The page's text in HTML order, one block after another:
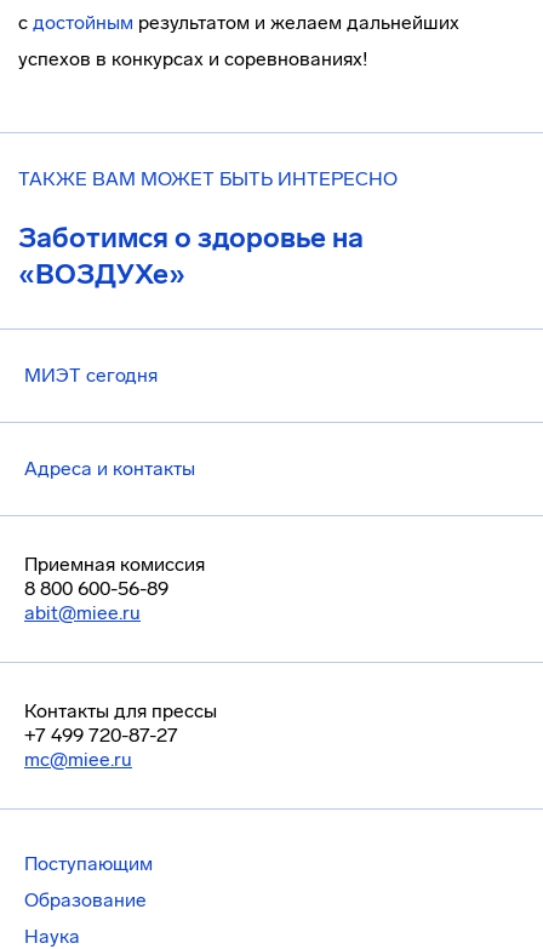
с достойным результатом и желаем дальнейших
успехов в конкурсах и соревнованиях!
ТАКЖЕ ВАМ МОЖЕТ БЫТЬ ИНТЕРЕСНО
Заботимся о здоровье на
«ВОЗДУХе»
МИЭТ сегодня
Адреса и контакты
Приемная комиссия
8 800 600-56-89
abit@miee.ru
Контакты для прессы
+7 499 720-87-27
mc@miee.ru
Поступающим
Образование
Наука